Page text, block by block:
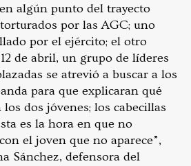
algún punto del trayecto
por las AGC; uno
por el ejército; el otro
12 de abril, un grupo de líderes
se atrevió a buscar a los
para que explicaran qué
dos jóvenes; los cabecillas
es la hora en que no
el joven que no aparece”,
Sánchez, defensora del